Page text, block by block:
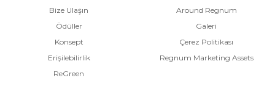
Bize Ulaşın
Ödüller
Konsept
Erişilebilirlik
ReGreen
Around Regnum
Galeri
Çerez Politikası
Regnum Marketing Assets